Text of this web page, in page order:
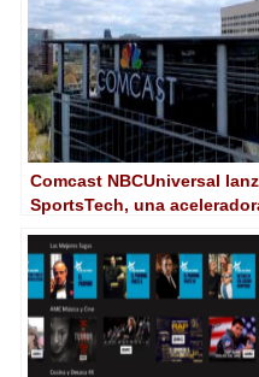
Comcast NBCUniversal
SportsTech, una